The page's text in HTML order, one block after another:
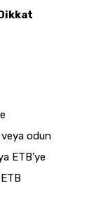
veya odun
ETB’ye